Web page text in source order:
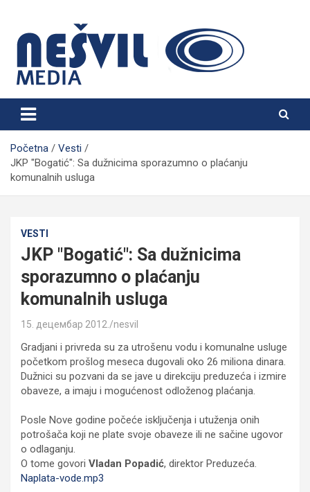
content
Nešvil Media Bogatić
Početna
Vesti
JKP "Bogatić": Sa dužnicima sporazumno o plaćanju
komunalnih usluga
VESTI
JKP "Bogatić": Sa dužnicima
sporazumno o plaćanju
komunalnih usluga
15. децембар 2012. nesvil
Gradjani i privreda su za utrošenu vodu i komunalne usluge
početkom prošlog meseca dugovali oko 26 miliona dinara.
Dužnici su pozvani da se jave u direkciju preduzeća i izmire
obaveze, a imaju i mogućenost odloženog plaćanja.
Posle Nove godine počeće isključenja i utuženja onih
potrošača koji ne plate svoje obaveze ili ne sačine ugovor
o odlaganju.
O tome govori Vladan Popadić, direktor Preduzeća.
Naplata-vode.mp3